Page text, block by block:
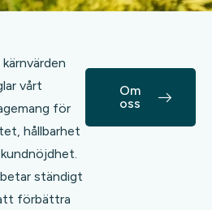
kärnvärden
vårt
för
hållbarhet
ständigt
förbättra
Om
oss